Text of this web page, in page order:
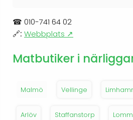
☎ 010-741 64 02
🔗: Webbplats ↗
Matbutiker i
Malmö Vellinge
Arlöv Staffanstorp